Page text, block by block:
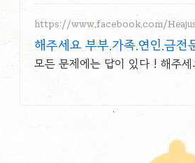
https://www.facebook.com/
해주세요 부부.가족.연인.금전
모든 문제에는 답이 있다 ! 해주